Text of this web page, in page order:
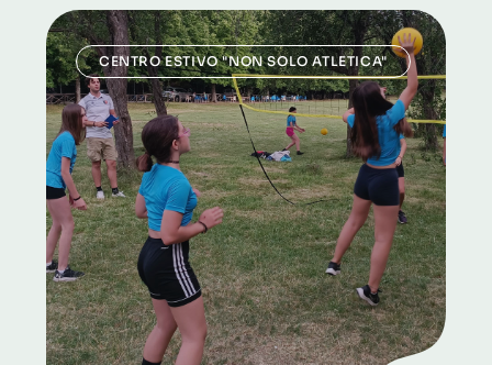
CENTRO ESTIVO "NON SOLO ATLETICA"